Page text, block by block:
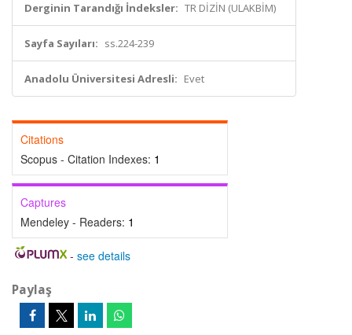
Derginin Tarandığı İndeksler: TR DİZİN (ULAKBİM)
Sayfa Sayıları: ss.224-239
Anadolu Üniversitesi Adresli: Evet
Citations
Scopus - Citation Indexes: 1
Captures
Mendeley - Readers: 1
- see details
Paylaş